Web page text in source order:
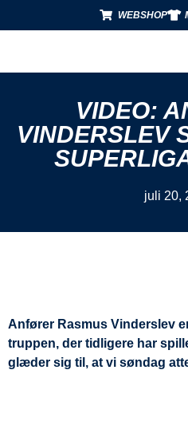
WEBSHOP
VIDEO:
VINDERSLEV
juli 20,
Anfører Rasmus Vinderslev
truppen, der tidligere har
glæder sig til, at vi søndag